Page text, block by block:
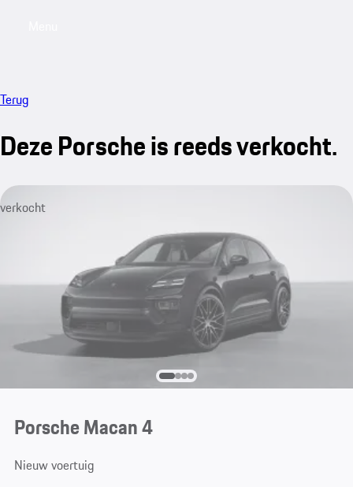
Terug
Deze Porsche is reeds verkocht.
verkocht
Porsche Macan 4
Nieuw voertuig